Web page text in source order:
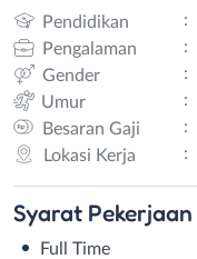
Pendidikan :
Pengalaman
:
Gender
:
Umur
:
Besaran Gaji
:
Lokasi Kerja
:
Syarat Pekerjaan
Full Time